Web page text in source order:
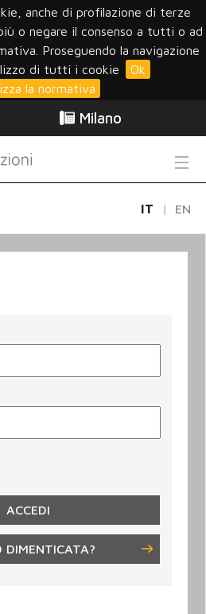
anche di profilazione di terze
o negare il consenso a tutti o ad
Proseguendo la navigazione
di tutti i cookie
Ok
la normativa
Milano
IT EN
DIMENTICATA?